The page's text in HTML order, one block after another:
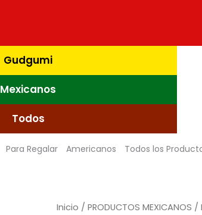
Gudgumi
Mexicanos
Todos
Para Regalar Americanos Todos los
Inicio / PRODUCTOS MEXICANOS /